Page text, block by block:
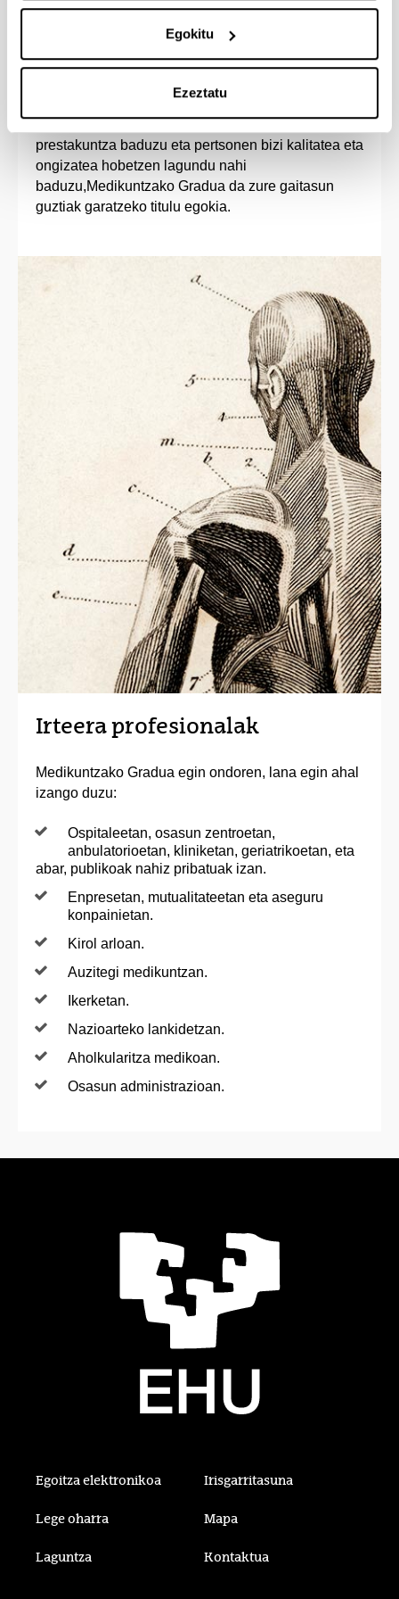
Egokitu
Ezeztatu
Sarrera-profila
porrokatua bazara, zientzietan oinarrizko
prestakuntza baduzu eta pertsonen bizi kalitatea eta
ongizatea hobetzen lagundu nahi
baduzu,Medikuntzako Gradua da zure gaitasun
guztiak garatzeko titulu egokia.
Irteera profesionalak
Medikuntzako Gradua egin ondoren, lana egin ahal
izango duzu:
Ospitaleetan, osasun zentroetan,
anbulatorioetan, kliniketan, geriatrikoetan, eta
abar, publikoak nahiz pribatuak izan.
Enpresetan, mutualitateetan eta aseguru
konpainietan.
Kirol arloan.
Auzitegi medikuntzan.
Ikerketan.
Nazioarteko lankidetzan.
Aholkularitza medikoan.
Osasun administrazioan.
Egoitza elektronikoa Irisgarritasuna
Lege oharra Mapa
Laguntza Kontaktua